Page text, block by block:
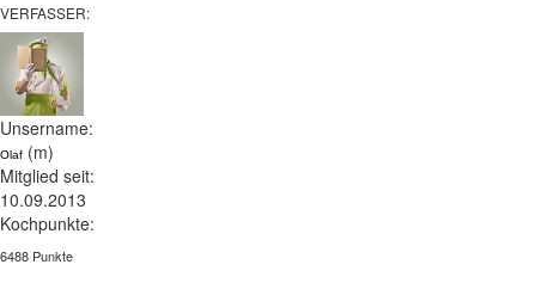
VERFASSER:
Unsername:
Olaf (m)
Mitglied seit:
10.09.2013
Kochpunkte:
6488 Punkte